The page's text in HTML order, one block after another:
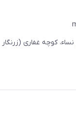
نساء، کوچه غفاری